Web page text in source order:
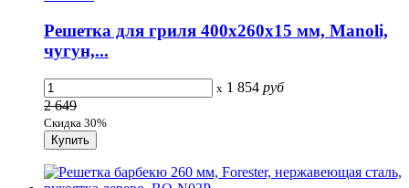
Решетка для гриля 400х260х15 мм, Manoli,
чугун,...
x 1 854 руб
2 649
Скидка 30%